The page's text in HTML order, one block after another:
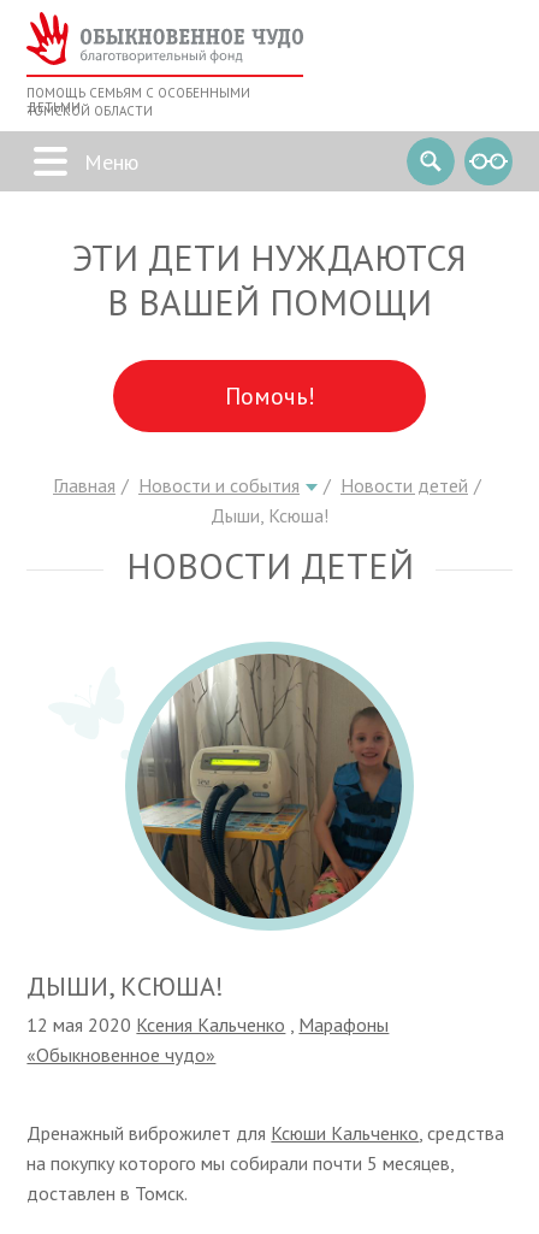
ПОМОЩЬ СЕМЬЯМ С ОСОБЕННЫМИ
ДЕТЬМИ
ТОМСКОЙ ОБЛАСТИ
ЭТИ ДЕТИ НУЖДАЮТСЯ
В ВАШЕЙ ПОМОЩИ
Помочь!
Главная Новости и события
Новости детей
Дыши, Ксюша!
НОВОСТИ ДЕТЕЙ
ДЫШИ, КСЮША!
12 мая 2020 Ксения Кальченко , Марафоны
«Обыкновенное чудо»
Дренажный виброжилет для Ксюши Кальченко, средства
на покупку которого мы собирали почти 5 месяцев,
доставлен в Томск.